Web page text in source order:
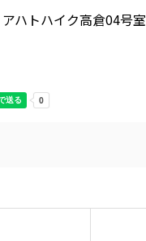
ハトハイク高倉04号室